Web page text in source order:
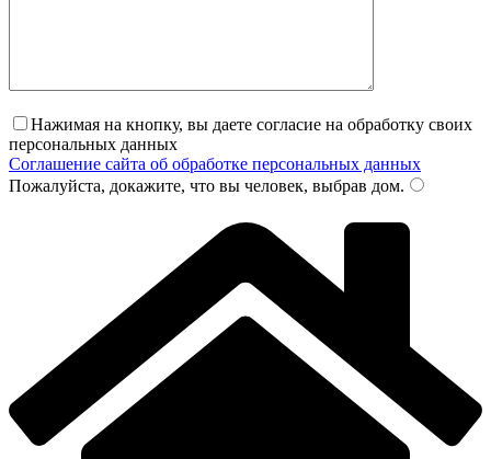
Нажимая на кнопку, вы даете согласие на обработку своих
персональных данных
Соглашение сайта об обработке персональных данных
Пожалуйста, докажите, что вы человек, выбрав дом.